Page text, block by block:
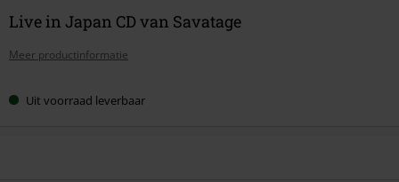
Live in Japan CD van Savatage
Meer productinformatie
Uit voorraad leverbaar